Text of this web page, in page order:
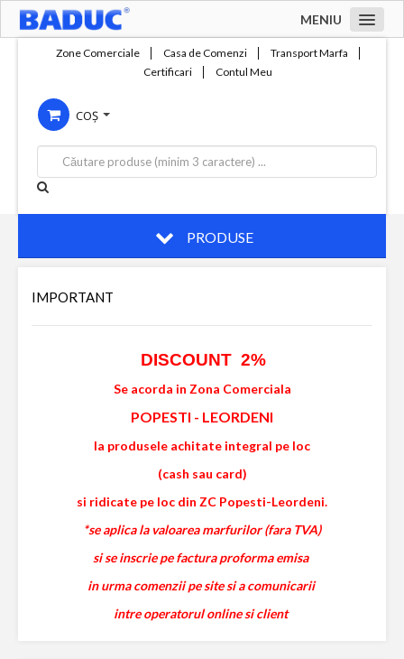
MENIU
Compania
Servicii
Productie
Contact
Zone Comerciale Casa de Comenzi
Transport Marfa
Certificari
Contul Meu
COȘ
PRODUSE
IMPORTANT
DISCOUNT 2%
Se acorda in Zona Comerciala
POPESTI - LEORDENI
la produsele achitate integral pe loc
(cash sau card)
si ridicate pe loc din ZC Popesti-Leordeni.
*se aplica la valoarea marfurilor (fara TVA)
si se inscrie pe factura proforma emisa
in urma comenzii pe site si a comunicarii
intre operatorul online si client